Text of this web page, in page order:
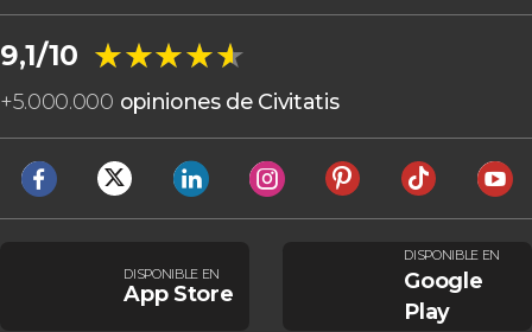
9,1/10 ★★★★★
★★★★★
+5.000.000 opiniones de Civitatis
DISPONIBLE EN
App Store
DISPONIBLE EN
Google
Play